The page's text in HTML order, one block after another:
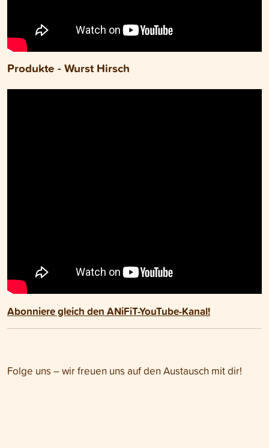
Produkte - Wurst Hirsch
Abonniere gleich den ANiFiT-YouTube-Kanal!
Folge uns – wir freuen uns auf den Austausch mit dir!